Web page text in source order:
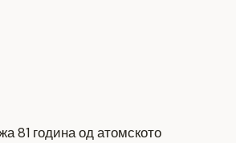
81 година од атомското